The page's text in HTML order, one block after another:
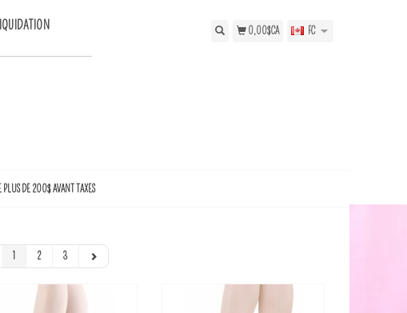
0,00$CA FC
PLUS DE 200$ AVANT TAXES
1 2 3